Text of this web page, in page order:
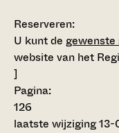
Reserveren:
U kunt de
website van het
]
Pagina:
126
laatste wijziging